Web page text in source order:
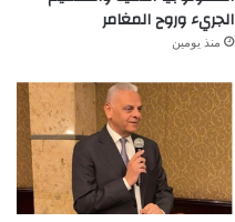
الجريء وروح المغامر
منذ يومين